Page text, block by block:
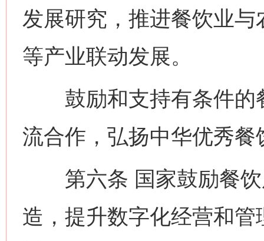
发展研究，推进餐饮业
等产业联动发展。
鼓励和支持有条件的
流合作，弘扬中华优秀餐
第六条 国家鼓励餐饮
造，提升数字化经营和